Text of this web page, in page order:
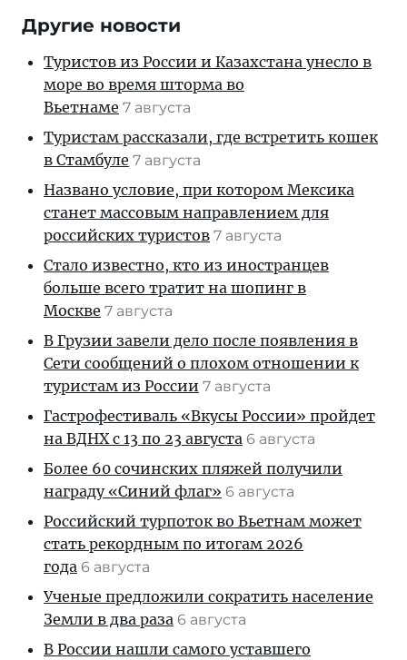
Другие новости
Туристов из России и Казахстана унесло в
море во время шторма во
Вьетнаме 7 августа
Туристам рассказали, где встретить кошек
в Стамбуле 7 августа
Названо условие, при котором Мексика
станет массовым направлением для
российских туристов 7 августа
Стало известно, кто из иностранцев
больше всего тратит на шопинг в
Москве 7 августа
В Грузии завели дело после появления в
Сети сообщений о плохом отношении к
туристам из России 7 августа
Гастрофестиваль «Вкусы России» пройдет
на ВДНХ с 13 по 23 августа 6 августа
Более 60 сочинских пляжей получили
награду «Синий флаг» 6 августа
Российский турпоток во Вьетнам может
стать рекордным по итогам 2026
года 6 августа
Ученые предложили сократить население
Земли в два раза 6 августа
В России нашли самого уставшего